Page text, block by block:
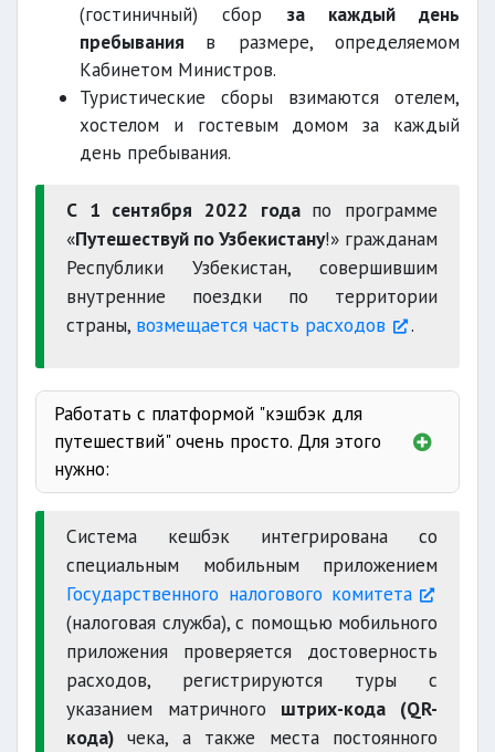
за каждый день
0,4% от БРВ
с 1 марта 2022 года
социальная рекламная продукция
(гостиничный) сбор за каждый день
пребывания в размере, определяемом
Кабинетом Министров.
Туристические сборы взимаются отелем,
хостелом и гостевым домом за каждый
день пребывания.
С 1 сентября 2022 года по программе
«Путешествуй по Узбекистану!» гражданам
Республики Узбекистан, совершившим
внутренние поездки по территории
страны, возмещается часть расходов .
Работать с платформой "кэшбэк для
путешествий" очень просто. Для этого
нужно:
через FaceID
выбрать маршрут
ввести данные
Cистема кешбэк интегрирована со
специальным мобильным приложением
Государственного налогового комитета
(налоговая служба), с помощью мобильного
приложения проверяется достоверность
расходов, регистрируются туры с
указанием матричного штрих-кода (QR-
кода) чека, а также места постоянного